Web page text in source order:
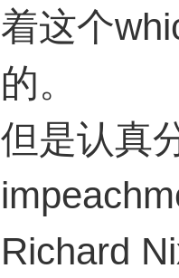
着这个
的。
但是认真
Richard